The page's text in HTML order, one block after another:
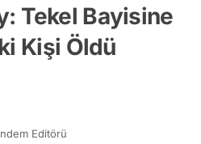
Tekel Bayisine
Kişi Öldü
Editörü